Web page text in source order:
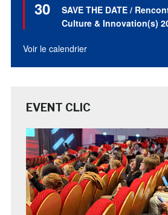
30
en
avant
SAVE THE DATE /
Culture & Innovation(s)
Voir le calendrier
EVENT CLIC